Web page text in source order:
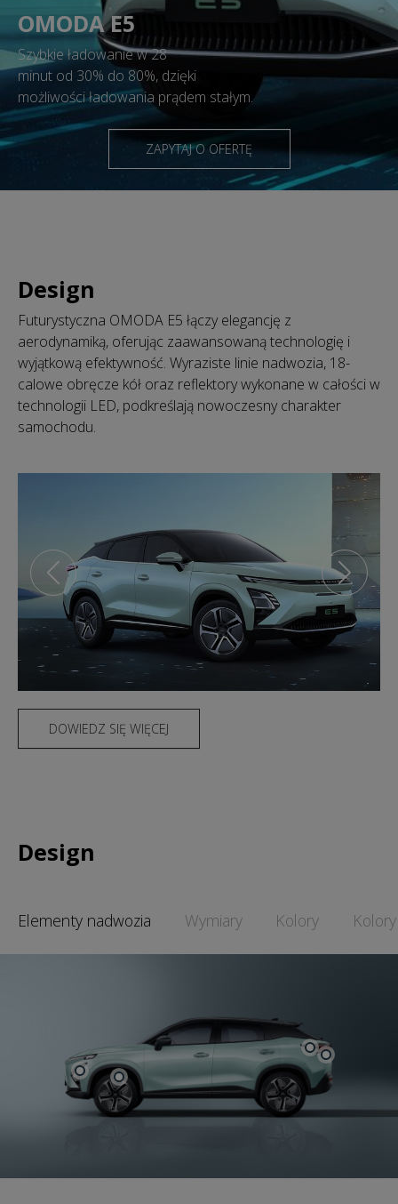
OMODA E5
Szybkie ładowanie w 28
minut od 30% do 80%, dzięki
możliwości ładowania prądem stałym.
ZAPYTAJ O OFERTĘ
Design
Futurystyczna OMODA E5 łączy elegancję z
aerodynamiką, oferując zaawansowaną technologię i
wyjątkową efektywność. Wyraziste linie nadwozia, 18-
calowe obręcze kół oraz reflektory wykonane w całości w
technologii LED, podkreślają nowoczesny charakter
samochodu.
DOWIEDZ SIĘ WIĘCEJ
Design
Elementy nadwozia Wymiary Kolory